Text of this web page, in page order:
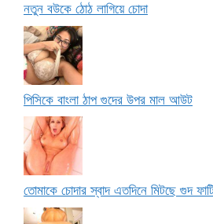
নতুন বউকে ঠোঠ লাগিয়ে চোদা
পিসিকে বাংলা ঠাপ গুদের উপর মাল আউট
তোমাকে চোদার স্বাদ এতদিনে মিটছে গুদ